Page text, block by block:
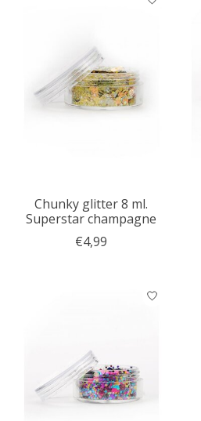
Chunky glitter 8 ml.
Superstar champagne
€4,99